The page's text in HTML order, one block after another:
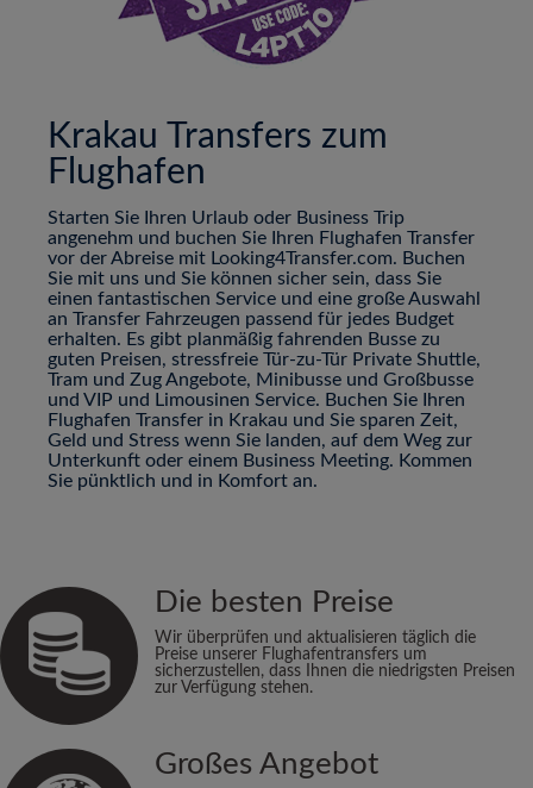
Krakau Transfers zum
Flughafen
Starten Sie Ihren Urlaub oder Business Trip
angenehm und buchen Sie Ihren Flughafen Transfer
vor der Abreise mit Looking4Transfer.com. Buchen
Sie mit uns und Sie können sicher sein, dass Sie
einen fantastischen Service und eine große Auswahl
an Transfer Fahrzeugen passend für jedes Budget
erhalten. Es gibt planmäßig fahrenden Busse zu
guten Preisen, stressfreie Tür-zu-Tür Private Shuttle,
Tram und Zug Angebote, Minibusse und Großbusse
und VIP und Limousinen Service. Buchen Sie Ihren
Flughafen Transfer in Krakau und Sie sparen Zeit,
Geld und Stress wenn Sie landen, auf dem Weg zur
Unterkunft oder einem Business Meeting. Kommen
Sie pünktlich und in Komfort an.
Die besten Preise
Wir überprüfen und aktualisieren täglich die
Preise unserer Flughafentransfers um
sicherzustellen, dass Ihnen die niedrigsten Preisen
zur Verfügung stehen.
Großes Angebot